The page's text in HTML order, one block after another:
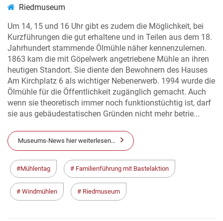
Riedmuseum
Um 14, 15 und 16 Uhr gibt es zudem die Möglichkeit, bei
Kurzführungen die gut erhaltene und in Teilen aus dem 18.
Jahrhundert stammende Ölmühle näher kennenzulernen.
1863 kam die mit Göpelwerk angetriebene Mühle an ihren
heutigen Standort. Sie diente den Bewohnern des Hauses
Am Kirchplatz 6 als wichtiger Nebenerwerb. 1994 wurde die
Ölmühle für die Öffentlichkeit zugänglich gemacht. Auch
wenn sie theoretisch immer noch funktionstüchtig ist, darf
sie aus gebäudestatischen Gründen nicht mehr betrie...
Museums-News hier weiterlesen…
Mühlentag Familienführung mit Bastelaktion
Windmühlen Riedmuseum